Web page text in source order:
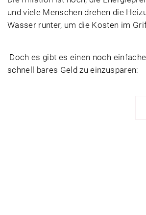
und viele Menschen drehen die
Wasser runter, um die Kosten im
Doch es gibt es einen noch
schnell bares Geld zu einzusparen: